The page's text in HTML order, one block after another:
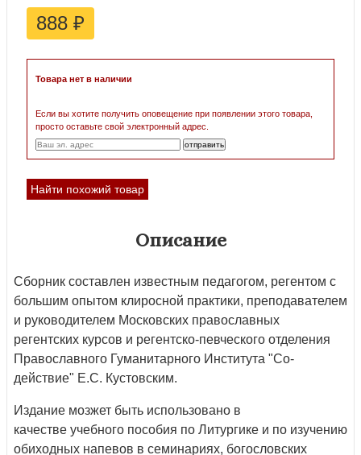
888 ₽
Товара нет в наличии
Если вы хотите получить оповещение при появлении этого товара,
просто оставьте свой электронный адрес.
Найти похожий товар
Описание
Сборник составлен известным педагогом, регентом с
большим опытом клиросной практики, преподавателем
и руководителем Московских православных
регентских курсов и регентско-певческого отделения
Православного Гуманитарного Института "Со-
действие" Е.С. Кустовским.
Издание мозжет быть использовано в
качестве учебного пособия по Литургике и по изучению
обиходных напевов в семинариях, богословских